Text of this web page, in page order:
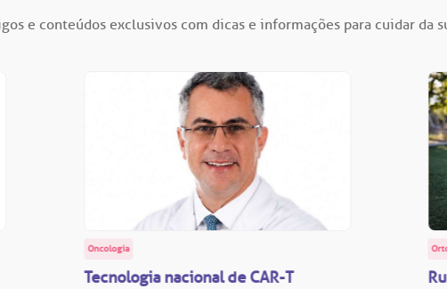
e conteúdos exclusivos com dicas e informações para cuidar da
Oncologia
Tecnologia nacional de CAR-T